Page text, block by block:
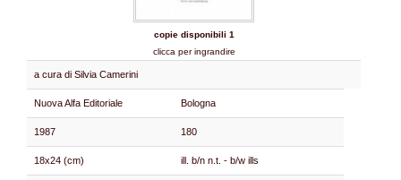
copie disponibili 1
clicca per ingrandire
a cura di Silvia Camerini
Nuova Alfa Editoriale Bologna
1987 180
18x24 (cm) ill. b/n n.t. - b/w ills